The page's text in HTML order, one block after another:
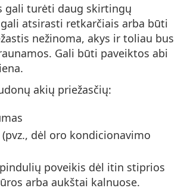
gali turėti daug skirtingų
gali atsirasti retkarčiais arba būti
nežinoma, akys ir toliau bus
Gali būti paveiktos abi
akių priežasčių:
(pvz., dėl oro kondicionavimo
poveikis dėl itin stiprios
arba aukštai kalnuose.